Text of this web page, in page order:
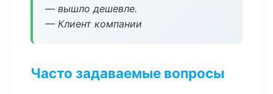
— вышло дешевле.
— Клиент компании
Часто задаваемые вопросы